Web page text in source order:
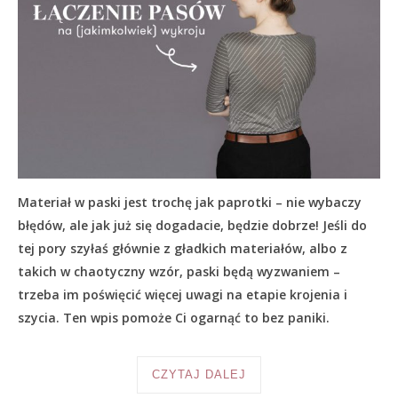
Materiał w paski jest trochę jak paprotki – nie wybaczy
błędów, ale jak już się dogadacie, będzie dobrze! Jeśli do
tej pory szyłaś głównie z gładkich materiałów, albo z
takich w chaotyczny wzór, paski będą wyzwaniem –
trzeba im poświęcić więcej uwagi na etapie krojenia i
szycia. Ten wpis pomoże Ci ogarnąć to bez paniki.
CZYTAJ DALEJ